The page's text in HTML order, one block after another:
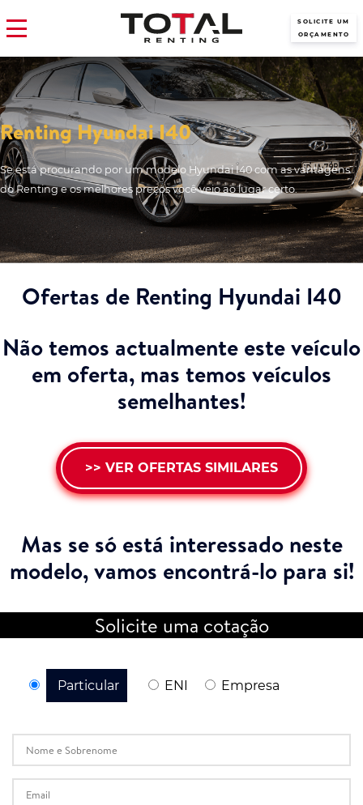
SOLICITE UM
ORÇAMENTO
Renting Hyundai I40
Se está procurando por um modelo Hyundai I40 com as vantagens
do Renting e os melhores preços você veio ao lugar certo.
Ofertas de Renting Hyundai I40
Não temos actualmente este veículo
em oferta, mas temos veículos
semelhantes!
>> VER OFERTAS SIMILARES
Mas se só está interessado neste
modelo,vamos encontrá-lo para si!
Solicite uma cotação
Particular ENI Empresa